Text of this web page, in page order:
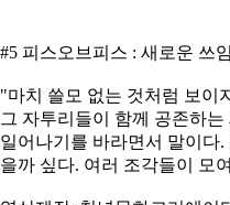
#5 피스오브피스 : 새로운 쓰
"마치 쓸모 없는 것처럼 보이
그 자투리들이 함께 공존하
일어나기를 바라면서 말이다
을까 싶다. 여러 조각들이 모